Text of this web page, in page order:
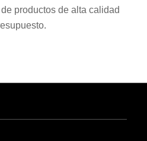
productos de alta calidad